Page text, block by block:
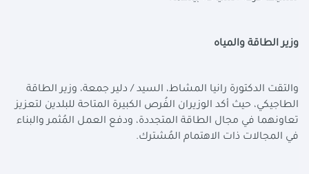
وزير الطاقة والمياه
والتقت الدكتورة رانيا المشاط، السيد / دلير جمعة، وزير الطاقة
الطاجيكي، حيث أكد الوزيران الفُرص الكبيرة المتاحة للبلدين لتعزيز
تعاونهما في مجال الطاقة المتجددة، ودفع العمل المُثمر والبناء
في المجالات ذات الاهتمام المُشترك.